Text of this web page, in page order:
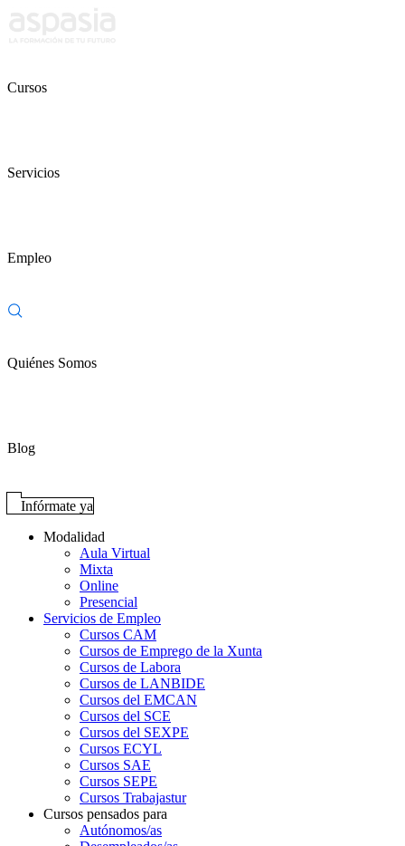
Cursos
Servicios
Empleo
Quiénes Somos
Blog
Infórmate ya
Modalidad
Aula Virtual
Mixta
Online
Presencial
Servicios de Empleo
Cursos CAM
Cursos de Emprego de la Xunta
Cursos de Labora
Cursos de LANBIDE
Cursos del EMCAN
Cursos del SCE
Cursos del SEXPE
Cursos ECYL
Cursos SAE
Cursos SEPE
Cursos Trabajastur
Cursos pensados para
Autónomos/as